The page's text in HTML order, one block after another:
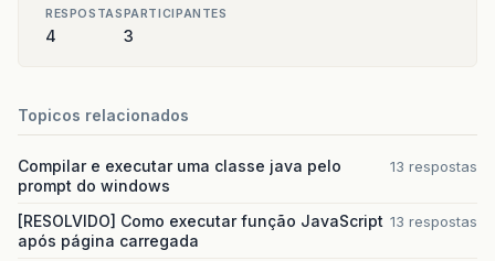
RESPOSTAS
4
PARTICIPANTES
3
Topicos relacionados
Compilar e executar uma classe java pelo
prompt do windows
13 respostas
[RESOLVIDO] Como executar função JavaScript
após página carregada
13 respostas